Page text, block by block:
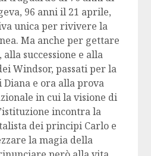
96 anni il 21 aprile,
unica per rivivere la
Ma anche per gettare
successione e alla
Windsor, passati per la
e ora alla prova
in cui la visione di
incontra la
dei principi Carlo e
la magia della